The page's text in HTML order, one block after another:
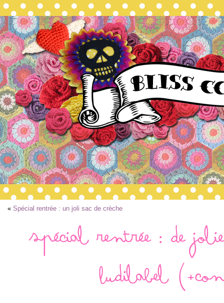
« Spécial rentrée : un joli sac de crèche
Spécial rentrée : de
Ludilabel